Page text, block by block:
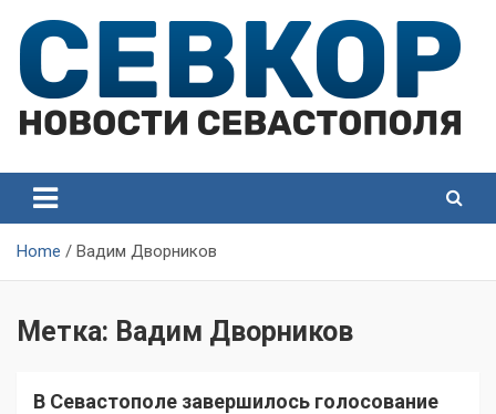
content
Севастополя
Севастополя
Home Вадим Дворников
Метка: Вадим Дворников
В Севастополе завершилось голосование